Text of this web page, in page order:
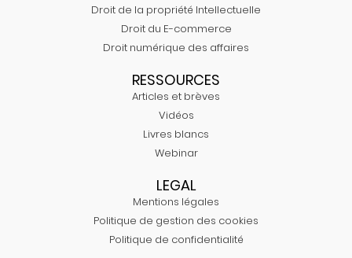
Droit de la propriété Intellectuelle
Droit du E-commerce
Droit numérique des affaires
RESSOURCES
Articles et brèves
Vidéos
Livres blancs
Webinar
LEGAL
Mentions légales
Politique de gestion des cookies
Politique de confidentialité